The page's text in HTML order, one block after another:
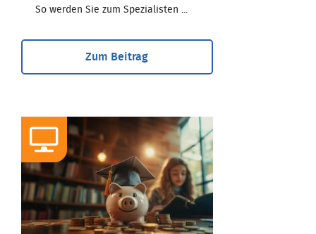
So werden Sie zum Spezialisten ...
Zum Beitrag